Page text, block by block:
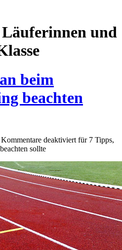
und
beim
beachten
Kommentare deaktiviert für 7 Tipps,
sollte